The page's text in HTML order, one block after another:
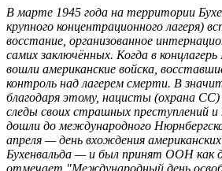
В марте 1945 года на территории
крупного концентрационного лагеря)
восстание, организованное
самих заключённых. Когда в концлагерь
вошли американские войска,
контроль над лагерем смерти. В
благодаря этому, нацисты (охрана СС)
следы своих страшных преступлений и
дошли до международного
апреля — день вхождения
Бухенвальда — и был принят ООН как
отмечает "Международный день